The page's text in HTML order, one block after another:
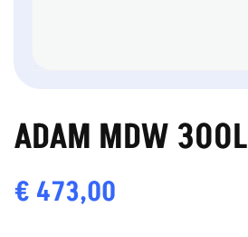
ADAM MDW 300L
€ 473,00